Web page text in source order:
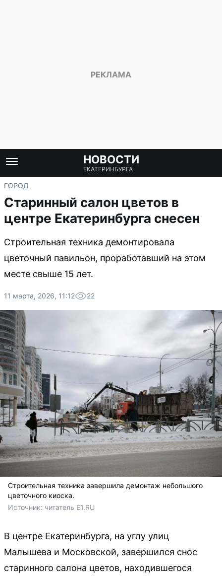
НОВОСТИ
ЕКАТЕРИНБУРГА
ГОРОД
Старинный салон цветов в
центре Екатеринбурга снесен
Строительная техника демонтировала
цветочный павильон, проработавший на этом
месте свыше 15 лет.
11 марта, 2026, 11:12 22
Строительная техника завершила демонтаж небольшого
цветочного киоска.
Источник: читатель E1.RU
В центре Екатеринбурга, на углу улиц
Малышева и Московской, завершился снос
старинного салона цветов, находившегося